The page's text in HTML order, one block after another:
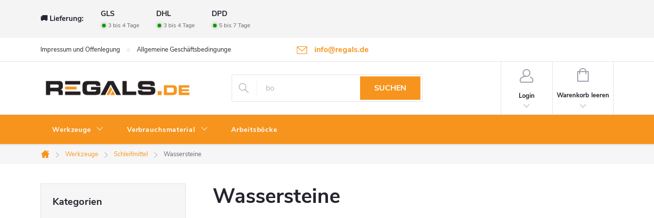
🚚 Lieferung: GLS DHL DPD
3 bis 4 Tage 3 bis 4 Tage 5 bis 7 Tage
info@regals.de
Impressum und Offenlegung Allgemeine Geschäftsbedingungen Datenschutzbestimmungen Rückgabeinformationen
SUCHEN
Login
WARENKORB
Warenkorb leeren
Werkzeuge Verbrauchsmaterial Arbeitsböcke
Startseite
Werkzeuge Schleifmittel Wassersteine
überspringen
Kategorien Wassersteine